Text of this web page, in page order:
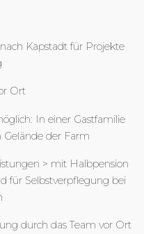
Kapstadt für Projekte
Ort
In einer Gastfamilie
der Farm
> mit Halbpension
für Selbstverpflegung bei
durch das Team vor Ort